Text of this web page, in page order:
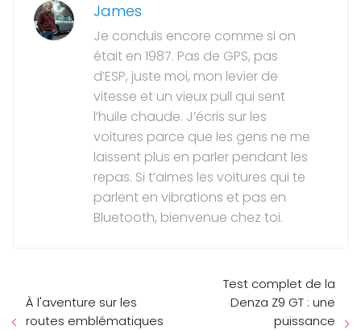
James
Je conduis encore comme si on
était en 1987. Pas de GPS, pas
d’ESP, juste moi, mon levier de
vitesse et un vieux pull qui sent
l’huile chaude. J’écris sur les
voitures parce que les gens ne me
laissent plus en parler pendant les
repas. Si t’aimes les voitures qui te
parlent en vibrations et pas en
Bluetooth, bienvenue chez toi.
À l'aventure sur les
routes emblématiques
Test complet de la
Denza Z9 GT : une
puissance